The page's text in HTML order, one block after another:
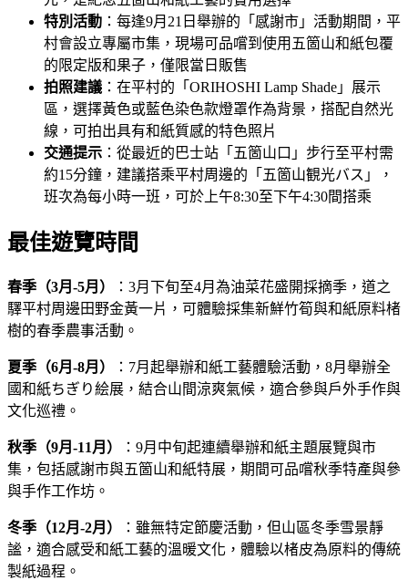
特別活動 ：每逢9月21日舉辦的「感謝市」活動期間，平
村會設立專屬市集，現場可品嚐到使用五箇山和紙包覆
的限定版和果子，僅限當日販售
拍照建議 ：在平村的「ORIHOSHI Lamp Shade」展示
區，選擇黃色或藍色染色款燈罩作為背景，搭配自然光
線，可拍出具有和紙質感的特色照片
交通提示 ：從最近的巴士站「五箇山口」步行至平村需
約15分鐘，建議搭乘平村周邊的「五箇山観光バス」，
班次為每小時一班，可於上午8:30至下午4:30間搭乘
最佳遊覽時間
春季（3月-5月）
：3月下旬至4月為油菜花盛開採摘季，道之
驛平村周邊田野金黃一片，可體驗採集新鮮竹筍與和紙原料楮
樹的春季農事活動。
夏季（6月-8月）
：7月起舉辦和紙工藝體驗活動，8月舉辦全
國和紙ちぎり絵展，結合山間涼爽氣候，適合參與戶外手作與
文化巡禮。
秋季（9月-11月）
：9月中旬起連續舉辦和紙主題展覽與市
集，包括感謝市與五箇山和紙特展，期間可品嚐秋季特產與參
與手作工作坊。
冬季（12月-2月）
：雖無特定節慶活動，但山區冬季雪景靜
謐，適合感受和紙工藝的溫暖文化，體驗以楮皮為原料的傳統
製紙過程。